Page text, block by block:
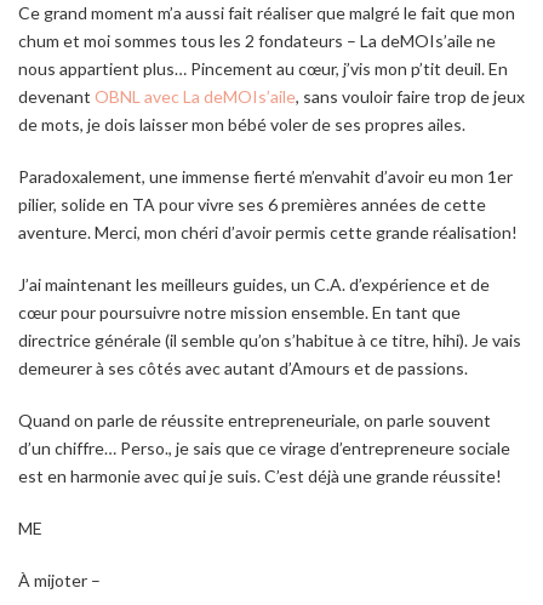
Ce grand moment m’a aussi fait réaliser que malgré le fait que mon
chum et moi sommes tous les 2 fondateurs – La deMOIs’aile ne
nous appartient plus… Pincement au cœur, j’vis mon p’tit deuil. En
devenant OBNL avec La deMOIs’aile, sans vouloir faire trop de jeux
de mots, je dois laisser mon bébé voler de ses propres ailes.
Paradoxalement, une immense fierté m’envahit d’avoir eu mon 1er
pilier, solide en TA pour vivre ses 6 premières années de cette
aventure. Merci, mon chéri d’avoir permis cette grande réalisation!
J’ai maintenant les meilleurs guides, un C.A. d’expérience et de
cœur pour poursuivre notre mission ensemble. En tant que
directrice générale (il semble qu’on s’habitue à ce titre, hihi). Je vais
demeurer à ses côtés avec autant d’Amours et de passions.
Quand on parle de réussite entrepreneuriale, on parle souvent
d’un chiffre… Perso., je sais que ce virage d’entrepreneure sociale
est en harmonie avec qui je suis. C’est déjà une grande réussite!
ME
À mijoter –